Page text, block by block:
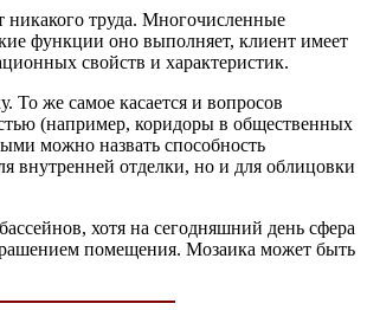
никакого труда. Многочисленные
функции оно выполняет, клиент имеет
свойств и характеристик.
То же самое касается и вопросов
(например, коридоры в общественных
можно назвать способность
внутренней отделки, но и для облицовки
хотя на сегодняшний день сфера
помещения. Мозаика может быть